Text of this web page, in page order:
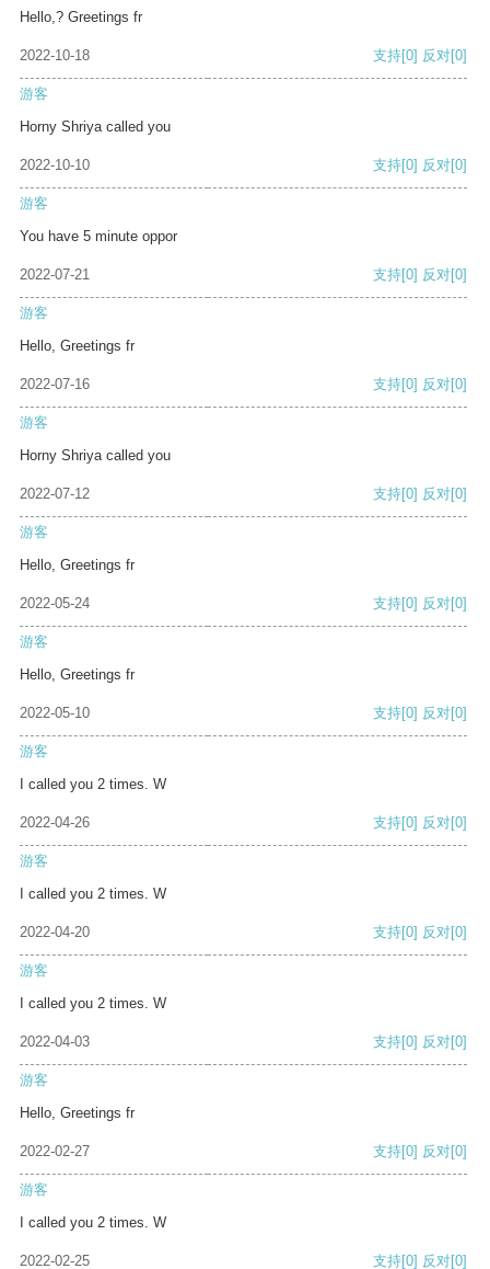
Hello,? Greetings fr
2022-10-18 支持[0] 反对[0]
游客
Horny Shriya called you
2022-10-10 支持[0] 反对[0]
游客
You have 5 minute oppor
2022-07-21 支持[0] 反对[0]
游客
Hello, Greetings fr
2022-07-16 支持[0] 反对[0]
游客
Horny Shriya called you
2022-07-12 支持[0] 反对[0]
游客
Hello, Greetings fr
2022-05-24 支持[0] 反对[0]
游客
Hello, Greetings fr
2022-05-10 支持[0] 反对[0]
游客
I called you 2 times. W
2022-04-26 支持[0] 反对[0]
游客
I called you 2 times. W
2022-04-20 支持[0] 反对[0]
游客
I called you 2 times. W
2022-04-03 支持[0] 反对[0]
游客
Hello, Greetings fr
2022-02-27 支持[0] 反对[0]
游客
I called you 2 times. W
2022-02-25 支持[0] 反对[0]